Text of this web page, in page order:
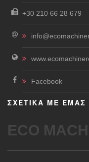
+30 210 66 28 679
Facebook
ΣΧΕΤΙΚΑ ΜΕ ΕΜΑΣ
ECO